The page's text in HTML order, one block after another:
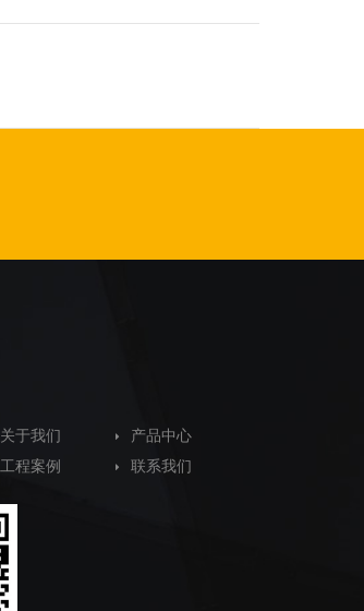
关于我们
产品中心
工程案例 联系我们